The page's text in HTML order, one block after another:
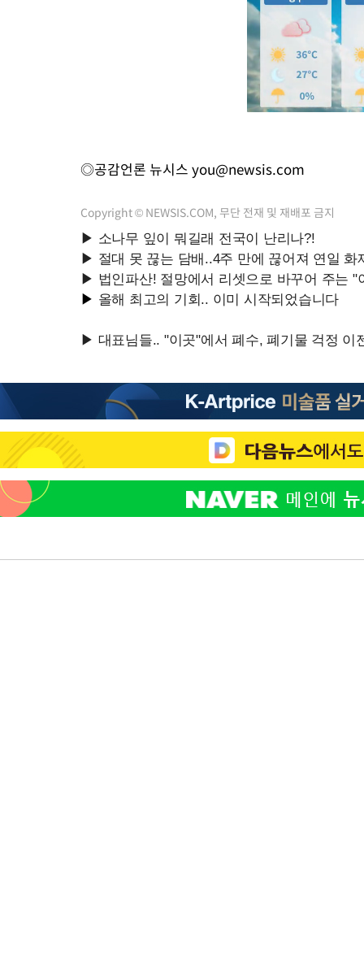
◎공감언론 뉴시스 you@newsis.com
Copyright © NEWSIS.COM, 무단 전재 및 재배포 금지